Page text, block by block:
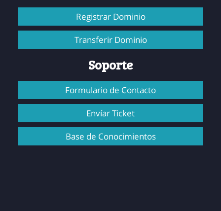
Registrar Dominio
Transferir Dominio
Soporte
Formulario de Contacto
Envíar Ticket
Base de Conocimientos